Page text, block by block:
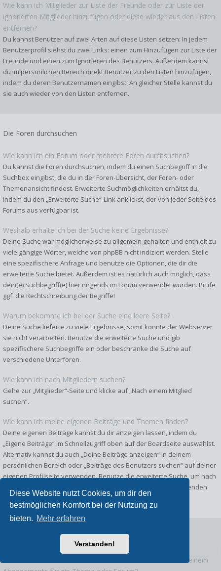
Diese Website nutzt Cookies, um dir den
bestmöglichen Komfort bei der Nutzung zu
bieten. Mehr erfahren
Verstanden!
Wie kann ich Mitglieder zur Liste der Freunde oder zur Liste der
ignorierten Mitglieder hinzufügen oder diese wieder aus den Listen
entfernen?
Du kannst Benutzer auf zwei Arten auf diese Listen setzen: In jedem
Benutzerprofil siehst du zwei Links: einen zum Hinzufügen zur Liste der
Freunde und einen zum Ignorieren des Benutzers. Außerdem kannst
du im persönlichen Bereich direkt Benutzer zu den Listen hinzufügen,
indem du deren Benutzernamen eingibst. An gleicher Stelle kannst du
sie auch wieder von den Listen entfernen.
Die Foren durchsuchen
Wie kann ich ein Forum oder mehrere Foren durchsuchen?
Du kannst die Foren durchsuchen, indem du einen Suchbegriff in die
Suchbox eingibst, die du in der Foren-Übersicht, der Foren- oder
Themenansicht findest. Erweiterte Suchmöglichkeiten erhältst du,
indem du den „Erweiterte Suche“-Link anklickst, der von jeder Seite des
Forums aus verfügbar ist.
Weshalb erhalte ich bei der Suche keine Ergebnisse?
Deine Suche war möglicherweise zu allgemein gehalten und enthielt zu
viele gängige Wörter, welche von phpBB nicht indiziert werden. Stelle
eine spezifischere Anfrage und benutze die Optionen, die dir die
erweiterte Suche bietet. Außerdem ist es natürlich auch möglich, dass
dein(e) Suchbegriff(e) hier nirgends im Forum verwendet wurden. Prüfe
ggf. die Rechtschreibung der Begriffe!
Warum bekomme ich bei der Suche eine leere Seite?
Deine Suche lieferte zu viele Ergebnisse, somit konnte der Webserver
sie nicht verarbeiten. Benutze die erweiterte Suche und gib
spezifischere Suchbegriffe ein oder beschränke die Suche auf
verschiedene Unterforen.
Wie kann ich nach Mitgliedern suchen?
Gehe zur „Mitglieder“-Seite und klicke auf „Nach einem Mitglied
suchen“.
Wie kann ich meine eigenen Beiträge und Themen finden?
Deine eigenen Beiträge kannst du dir anzeigen lassen, indem du
„Eigene Beiträge“ im Schnellzugriff oben auf der Boardseite auswählst.
Alternativ kannst du auch „Deine Beiträge anzeigen“ in deinem
persönlichen Bereich oder „Beiträge des Benutzers suchen“ auf deiner
eigenen Profilseite verwenden. Benutze die erweiterte Suche, um nach
von dir erstellen Themen zu suchen. Trage dort die entsprechenden
Optionen in die Suchmaske ein.
Abonnements und Lesezeichen
Was ist der Unterschied zwischen einem Lesezeichen und einem